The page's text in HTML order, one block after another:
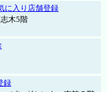
に入り店舗登録
木5階
録